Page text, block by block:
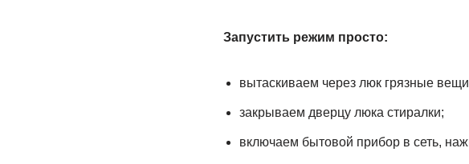
Запустить режим просто:
вытаскиваем через люк грязные
закрываем дверцу люка стиралки;
включаем бытовой прибор в сеть,